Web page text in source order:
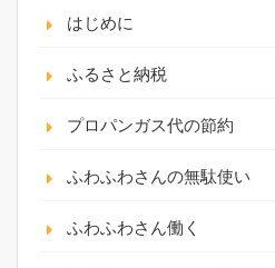
はじめに
ふるさと納税
プロパンガス代の節約
ふわふわさんの無駄使い
ふわふわさん働く